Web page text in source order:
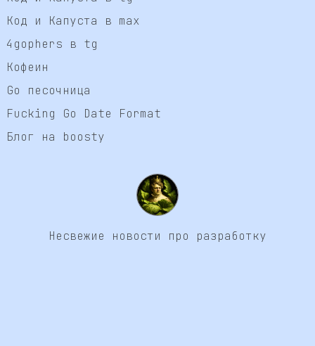
Код и Капуста в max
4gophers в tg
Кофеин
Go песочница
Fucking Go Date Format
Блог на boosty
Несвежие новости про разработку